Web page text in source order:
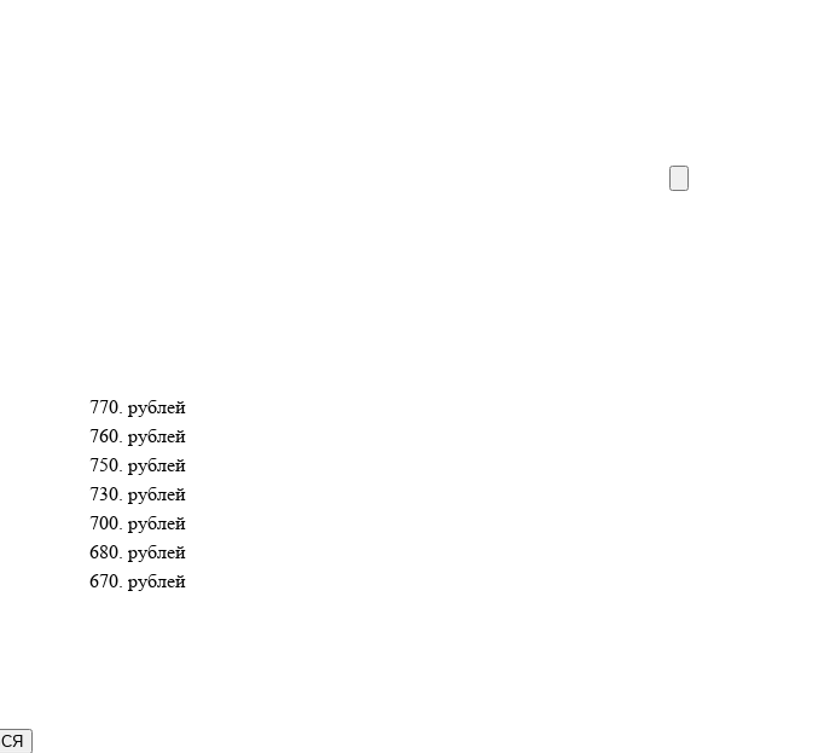
770. рублей
760. рублей
750. рублей
730. рублей
700. рублей
680. рублей
670. рублей